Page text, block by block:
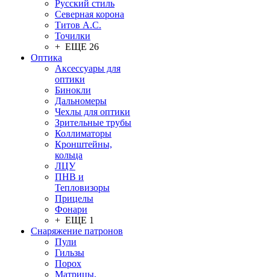
Русский стиль
Северная корона
Титов А.С.
Точилки
+ ЕЩЕ 26
Оптика
Аксессуары для
оптики
Бинокли
Дальномеры
Чехлы для оптики
Зрительные трубы
Коллиматоры
Кронштейны,
кольца
ЛЦУ
ПНВ и
Тепловизоры
Прицелы
Фонари
+ ЕЩЕ 1
Снаряжение патронов
Пули
Гильзы
Порох
Матрицы,